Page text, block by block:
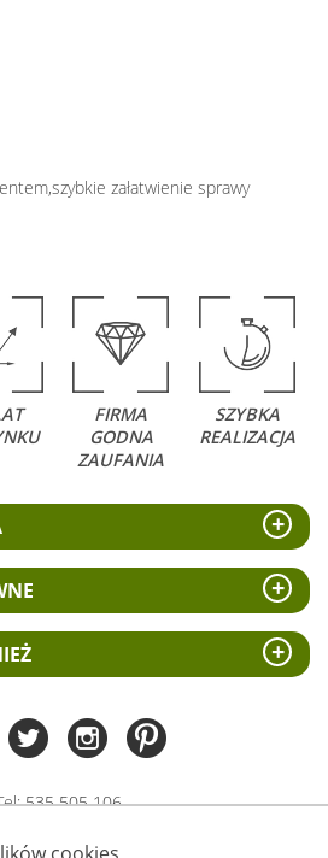
załatwienie sprawy
FIRMA
GODNA
ZAUFANIA
SZYBKA
REALIZACJA
535 505 106